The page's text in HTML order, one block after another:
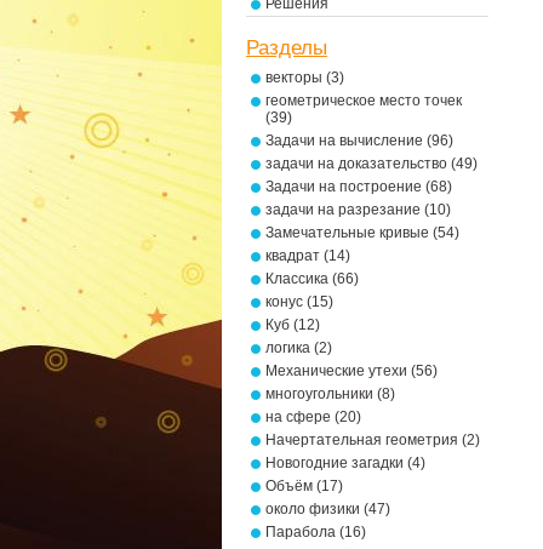
Решения
Разделы
векторы (3)
геометрическое место точек
(39)
Задачи на вычисление (96)
задачи на доказательство (49)
Задачи на построение (68)
задачи на разрезание (10)
Замечательные кривые (54)
квадрат (14)
Классика (66)
конус (15)
Куб (12)
логика (2)
Механические утехи (56)
многоугольники (8)
на сфере (20)
Начертательная геометрия (2)
Новогодние загадки (4)
Объём (17)
около физики (47)
Парабола (16)